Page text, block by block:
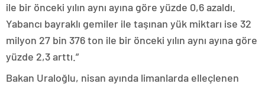
ile bir önceki yılın aynı ayına göre yüzde 0,6 azaldı.
Yabancı bayraklı gemiler ile taşınan yük miktarı ise 32
milyon 27 bin 376 ton ile bir önceki yılın aynı ayına göre
yüzde 2,3 arttı.”
Bakan Uraloğlu, nisan ayında limanlarda elleçlenen